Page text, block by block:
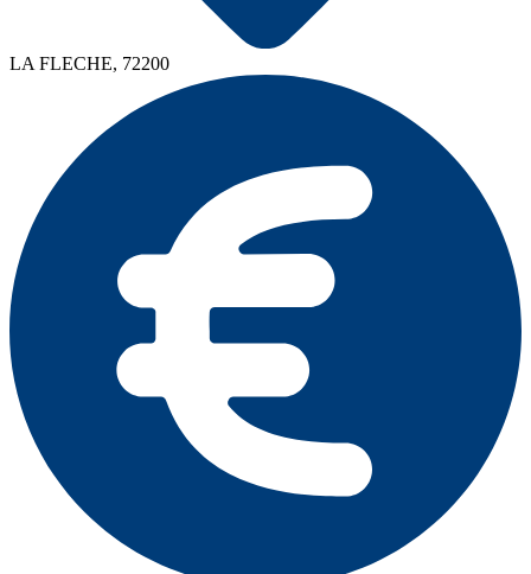
LA FLECHE, 72200